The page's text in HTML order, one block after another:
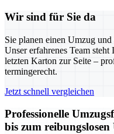
Wir sind für Sie da
Sie planen einen Umzug
Unser erfahrenes Team
letzten Karton zur Seite –
termingerecht.
Jetzt schnell vergleichen
Professionelle
bis zum reibungslosen